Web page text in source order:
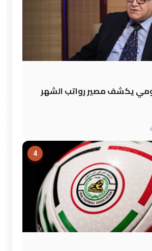
يكشف مصير رواتب الشهر
4